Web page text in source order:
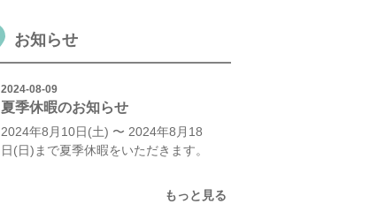
お知らせ
2024-08-09
夏季休暇のお知らせ
2024年8月10日(土) 〜 2024年8月18
日(日)まで夏季休暇をいただきます。
もっと見る